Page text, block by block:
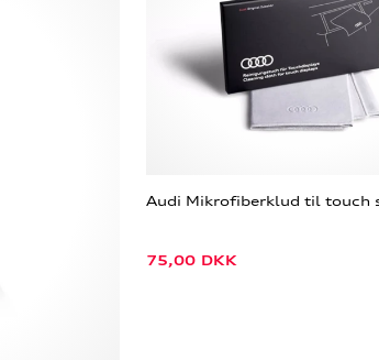
Audi Mikrofiberklud til touch
75,00 DKK